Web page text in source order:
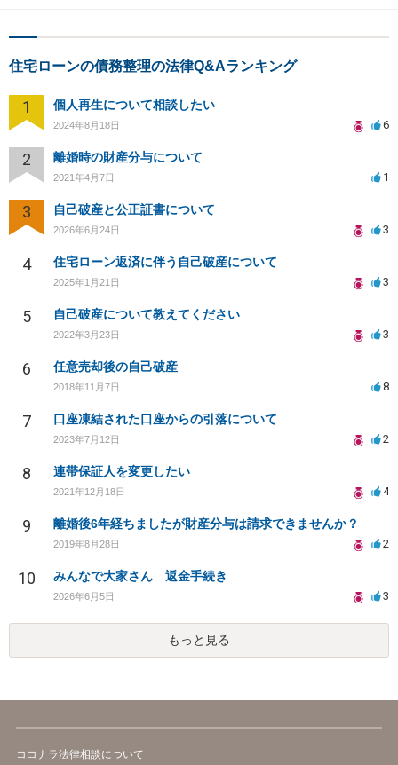
住宅ローンの債務整理の法律Q&Aランキング
1 個人再生について相談したい
2024年8月18日 6
2 離婚時の財産分与について
2021年4月7日 1
3 自己破産と公正証書について
2026年6月24日 3
4 住宅ローン返済に伴う自己破産について
2025年1月21日 3
5 自己破産について教えてください
2022年3月23日 3
6 任意売却後の自己破産
2018年11月7日 8
7 口座凍結された口座からの引落について
2023年7月12日 2
8 連帯保証人を変更したい
2021年12月18日 4
9 離婚後6年経ちましたが財産分与は請求できませんか？
2019年8月28日 2
10 みんなで大家さん 返金手続き
2026年6月5日 3
もっと見る
ココナラ法律相談について